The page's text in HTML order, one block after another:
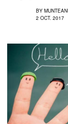
BY
2 OCT. 2017